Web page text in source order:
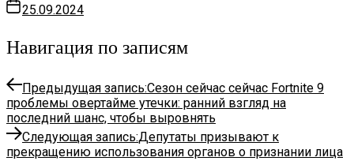
25.09.2024
Навигация по записям
Предыдущая запись:Сезон сейчас сейчас Fortnite 9
проблемы овертайме утечки: ранний взгляд на
последний шанс, чтобы выровнять
Следующая запись:Депутаты призывают к
прекращению использования органов о признании лица